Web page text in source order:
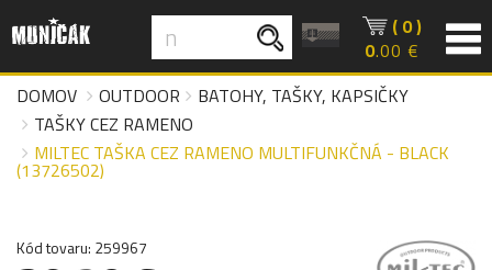
( 0 )
0.00 €
DOMOV
OUTDOOR
BATOHY, TAŠKY, KAPSIČKY
TAŠKY CEZ RAMENO
MILTEC TAŠKA CEZ RAMENO MULTIFUNKČNÁ - BLACK
(13726502)
Kód tovaru: 259967